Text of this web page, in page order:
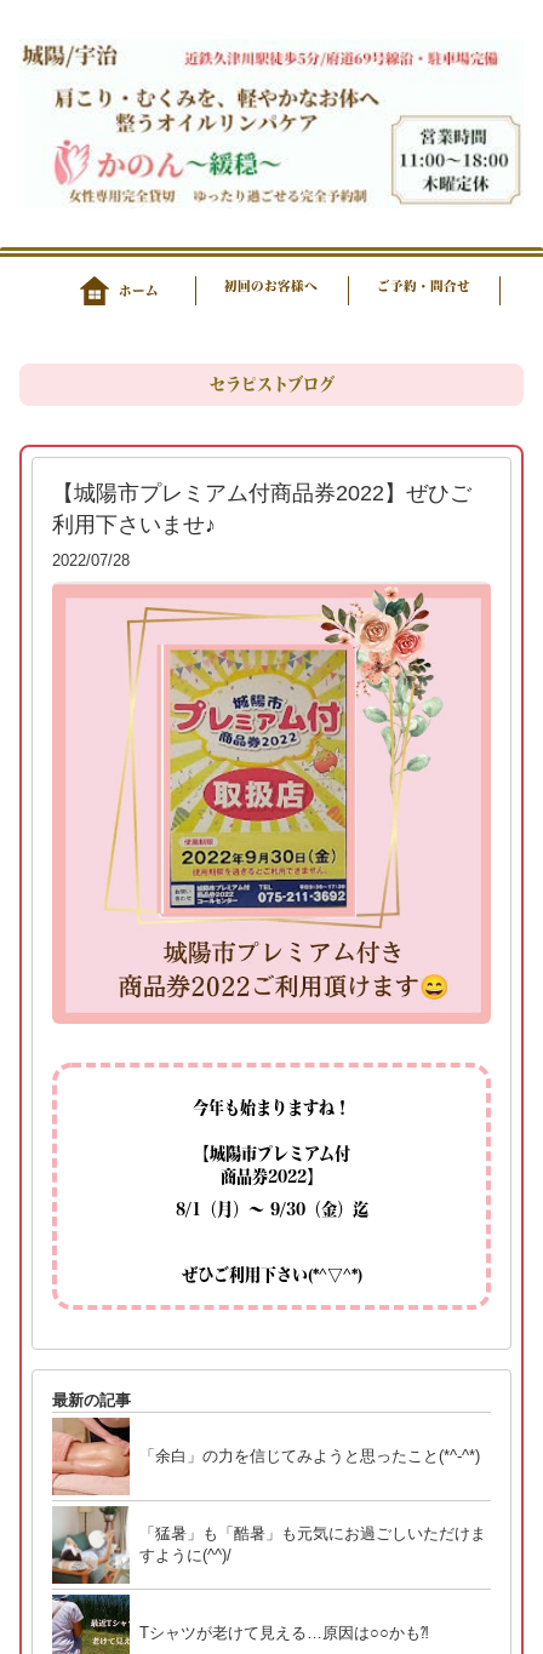
ホーム 初回のお客様へ ご予約・問合せ
セラピストブログ
【城陽市プレミアム付商品券2022】ぜひご
利用下さいませ♪
2022/07/28
今年も始まりますね！
【城陽市プレミアム付
商品券2022】
8/1（月）～ 9/30（金）迄
ぜひご利用下さい(*^▽^*)
最新の記事
「余白」の力を信じてみようと思ったこと(*^-^*)
「猛暑」も「酷暑」も元気にお過ごしいただけま
すように(^^)/
Tシャツが老けて見える…原因は○○かも⁈